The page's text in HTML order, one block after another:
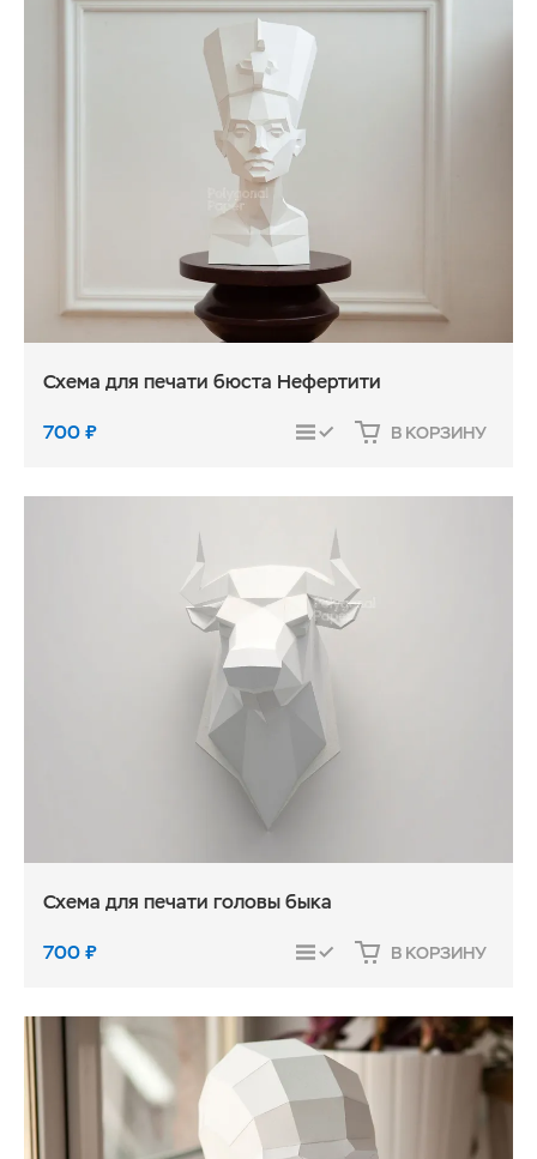
Схема для печати бюста Нефертити
700₽ СРАВНИТЬ В КОРЗИНУ
Схема для печати головы быка
700₽ СРАВНИТЬ В КОРЗИНУ